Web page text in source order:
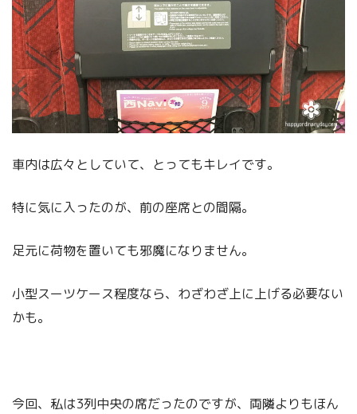
車内は広々としていて、とってもキレイです。
特に気に入ったのが、前の座席との間隔。
足元に荷物を置いても邪魔になりません。
小型スーツケース程度なら、わざわざ上に上げる必要ない
かも。
今回、私は3列中央の席だったのですが、両隣よりもほん